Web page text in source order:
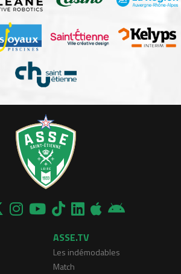
ASSE.TV
Les indémodables
Match